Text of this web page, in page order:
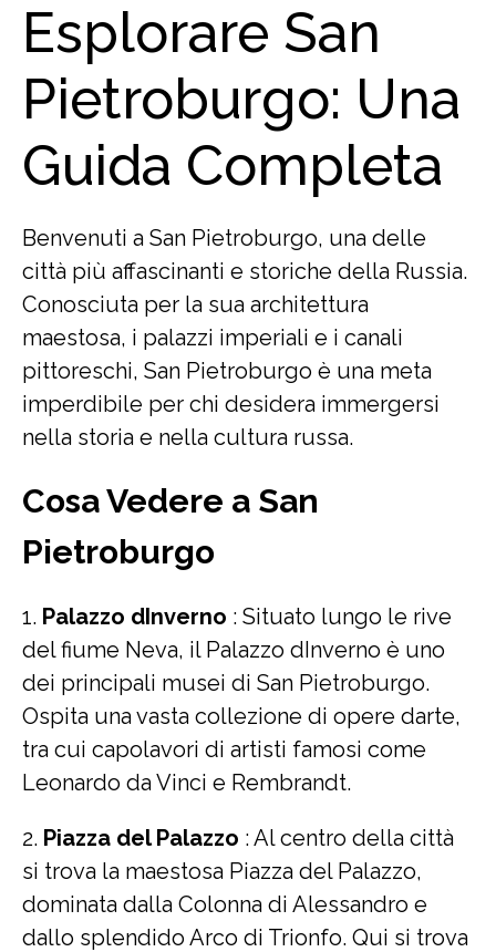
Esplorare San
Pietroburgo: Una
Guida Completa
Benvenuti a San Pietroburgo, una delle
città più affascinanti e storiche della Russia.
Conosciuta per la sua architettura
maestosa, i palazzi imperiali e i canali
pittoreschi, San Pietroburgo è una meta
imperdibile per chi desidera immergersi
nella storia e nella cultura russa.
Cosa Vedere a San
Pietroburgo
1. Palazzo dInverno : Situato lungo le rive
del fiume Neva, il Palazzo dInverno è uno
dei principali musei di San Pietroburgo.
Ospita una vasta collezione di opere darte,
tra cui capolavori di artisti famosi come
Leonardo da Vinci e Rembrandt.
2. Piazza del Palazzo : Al centro della città
si trova la maestosa Piazza del Palazzo,
dominata dalla Colonna di Alessandro e
dallo splendido Arco di Trionfo. Qui si trova